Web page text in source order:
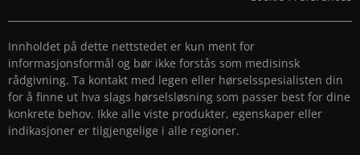
Innholdet på dette nettstedet er kun ment for
informasjonsformål og bør ikke forstås som medisinsk
rådgivning. Ta kontakt med legen eller hørselsspesialisten din
for å finne ut hva slags hørselsløsning som passer best for dine
konkrete behov. Ikke alle viste produkter, egenskaper eller
indikasjoner er tilgjengelige i alle regioner.